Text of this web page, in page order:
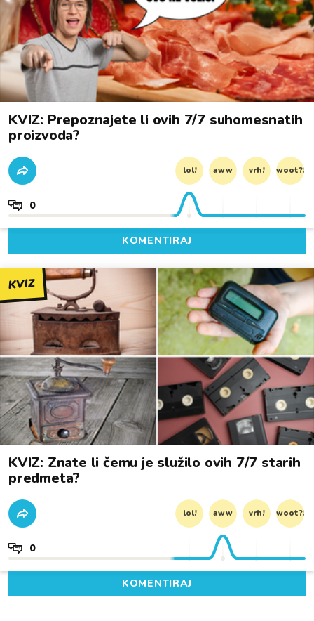
KVIZ: Prepoznajete li ovih 7/7 suhomesnatih
proizvoda?
lol! aww vrh! woot?!
0
KOMENTIRAJ
KVIZ
KVIZ: Znate li čemu je služilo ovih 7/7 starih
predmeta?
lol! aww vrh! woot?!
0
KOMENTIRAJ